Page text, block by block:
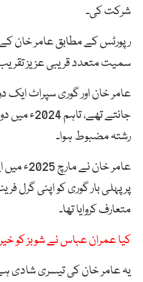
شرکت کی۔
رپورٹس کے مطابق عامر خان کے
سمیت متعدد قریبی عزیز
جانتے تھے،
رشتہ مضبوط ہوا۔
پر پہلی بار گوری کو اپنی گرل
متعارف کروایا تھا۔
کیا عمران عباس نے شوبز کو
یہ عامر خان کی تیسری شادی